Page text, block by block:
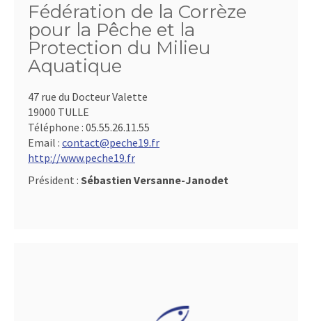
Fédération de la Corrèze
pour la Pêche et la
Protection du Milieu
Aquatique
47 rue du Docteur Valette
19000 TULLE
Téléphone : 05.55.26.11.55
Email : contact@peche19.fr
http://www.peche19.fr
Président : Sébastien Versanne-Janodet